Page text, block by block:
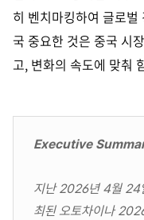
히 벤치마킹하여 글로
국 중요한 것은 중국 시
고, 변화의 속도에 맞춰
Executive
지난 2026년 4월 24
최된 오토차이나